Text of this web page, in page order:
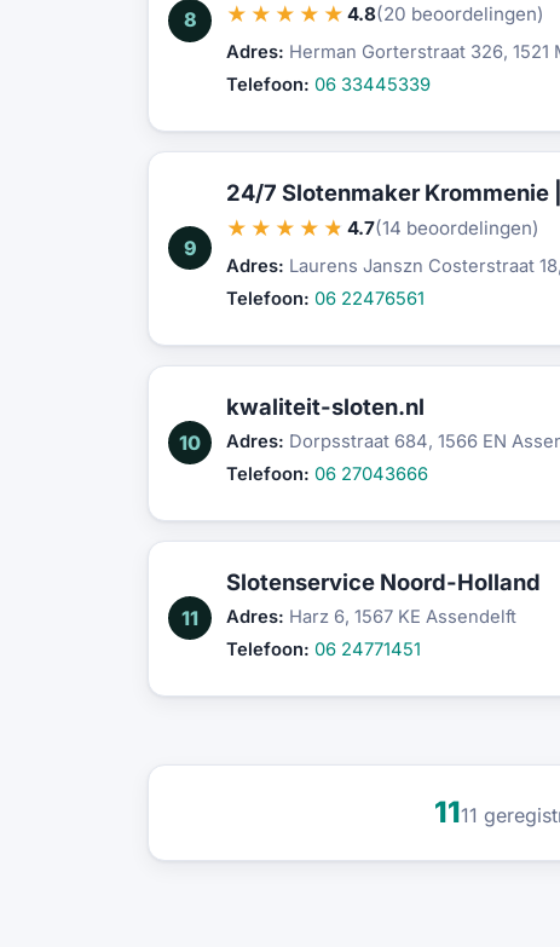
8 ★★★★★ 4.8(20 beoordelingen)
Adres: Herman Gorterstraat 326, 1521
Telefoon: 06 33445339
9
24/7 Slotenmaker Krommenie
★★★★★ 4.7(14 beoordelingen)
Adres: Laurens Janszn Costerstraat
Telefoon: 06 22476561
10
kwaliteit-sloten.nl
Adres: Dorpsstraat 684, 1566 EN
Telefoon: 06 27043666
11
Slotenservice Noord-Holland
Adres: Harz 6, 1567 KE Assendelft
Telefoon: 06 24771451
1111